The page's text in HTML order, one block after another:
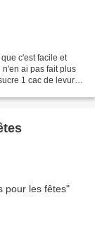
c'est facile et
ai pas fait plus
1 cac de levure